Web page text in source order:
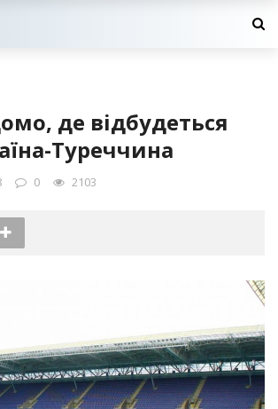
де відбудеться
Туреччина
0 2103